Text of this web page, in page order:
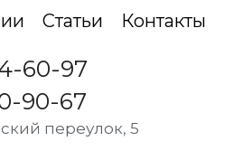
Статьи Контакты
60-97
90-67
переулок, 5